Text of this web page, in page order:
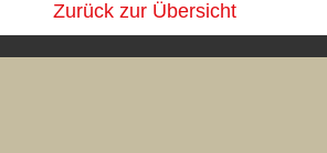
Zurück zur Übersicht